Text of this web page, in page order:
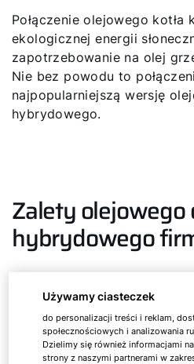
Połączenie olejowego kotła
ekologicznej energii
zapotrzebowanie na olej
Nie bez powodu to
najpopularniejszą wersję
hybrydowego.
Zalety
hybrydowego
Używamy ciasteczek
do personalizacji treści i reklam,
społecznościowych i analizowania
Dzielimy się również informacjami
strony z naszymi partnerami w